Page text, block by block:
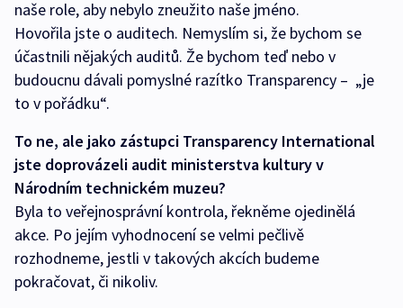
naše role, aby nebylo zneužito naše jméno.
Hovořila jste o auditech. Nemyslím si, že bychom se
účastnili nějakých auditů. Že bychom teď nebo v
budoucnu dávali pomyslné razítko Transparency – „je
to v pořádku“.
To ne, ale jako zástupci Transparency International
jste doprovázeli audit ministerstva kultury v
Národním technickém muzeu?
Byla to veřejnosprávní kontrola, řekněme ojedinělá
akce. Po jejím vyhodnocení se velmi pečlivě
rozhodneme, jestli v takových akcích budeme
pokračovat, či nikoliv.